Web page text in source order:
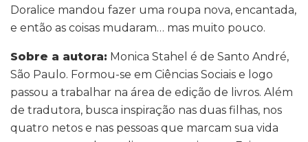
Doralice mandou fazer uma roupa nova, encantada,
e então as coisas mudaram… mas muito pouco.
Sobre a autora: Monica Stahel é de Santo André,
São Paulo. Formou-se em Ciências Sociais e logo
passou a trabalhar na área de edição de livros. Além
de tradutora, busca inspiração nas duas filhas, nos
quatro netos e nas pessoas que marcam sua vida